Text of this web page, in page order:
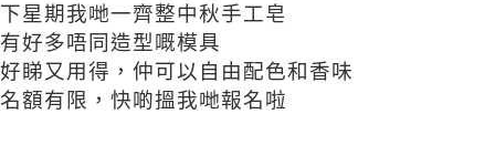
下星期我哋一齊整中秋手工皂
有好多唔同造型嘅模具
好睇又用得，仲可以自由配色和香味
名額有限，快啲搵我哋報名啦